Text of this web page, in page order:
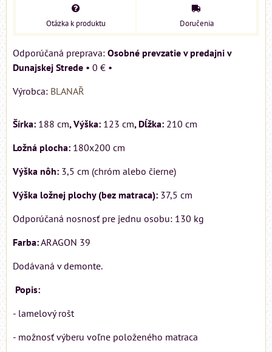
Otázka k produktu Doručenia
Osobné prevzatie v predajni v
Dunajskej Strede • 0 € •
Výrobca: BLANAŘ
Šírka: 188 cm, Výška: 123 cm, Dĺžka: 210 cm
Ložná plocha: 180x200 cm
Výška nôh: 3,5 cm (chróm alebo čierne)
Výška ložnej plochy (bez matraca): 37,5 cm
Odporúčaná nosnosť pre jednu osobu: 130 kg
Farba:ARAGON 39
Dodávaná v demonte.
Popis:
- lamelový rošt
- možnosť výberu voľne položeného matraca